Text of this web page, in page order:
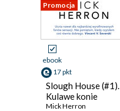
Promocja
ebook
17 pkt
Slough House (#1).
Kulawe konie
Mick Herron